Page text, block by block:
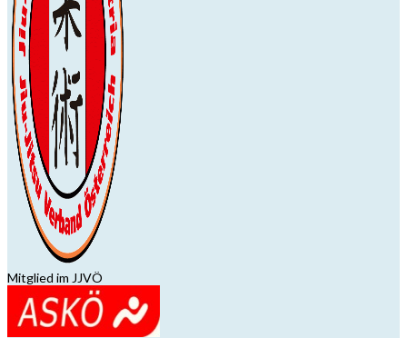
Mitglied im JJVÖ